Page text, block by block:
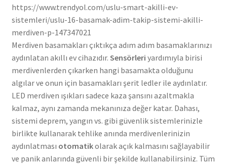
https://www.trendyol.com/uslu-smart-akilli-ev-
sistemleri/uslu-16-basamak-adim-takip-sistemi-akilli-
merdiven-p-147347021
Merdiven basamakları çıktıkça adım adım basamaklarınızı
aydınlatan akıllı ev cihazıdır. Sensörleri yardımıyla birisi
merdivenlerden çıkarken hangi basamakta olduğunu
algılar ve onun için basamakları şerit ledler ile aydınlatır.
LED merdiven ışıkları sadece kaza şansını azaltmakla
kalmaz, aynı zamanda mekanınıza değer katar. Dahası,
sistemi deprem, yangın vs. gibi güvenlik sistemlerinizle
birlikte kullanarak tehlike anında merdivenlerinizin
aydınlatması otomatikolarak açık kalmasını sağlayabilir
ve panik anlarında güvenli bir şekilde kullanabilirsiniz. Tüm